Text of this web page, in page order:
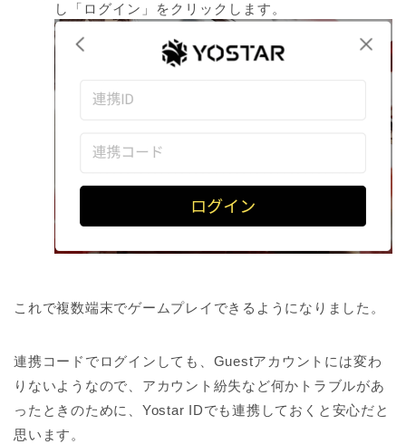
し「ログイン」をクリックします。
これで複数端末でゲームプレイできるようになりました。
連携コードでログインしても、Guestアカウントには変わ
りないようなので、アカウント紛失など何かトラブルがあ
ったときのために、Yostar IDでも連携しておくと安心だと
思います。